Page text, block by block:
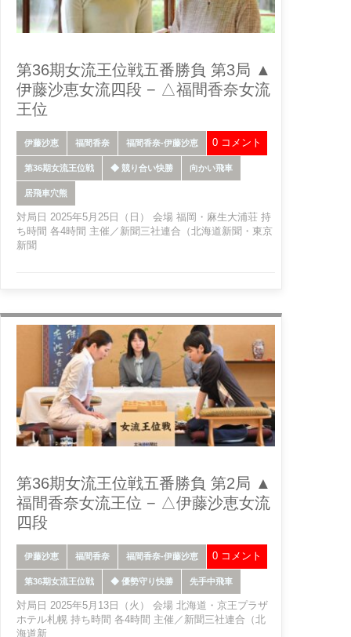
第36期女流王位戦五番勝負 第3局 ▲
伊藤沙恵女流四段 − △福間香奈女流
王位
伊藤沙恵 福間香奈 福間香奈-伊藤沙恵
第36期女流王位戦 ◆ 競り合い快勝 向かい飛車
居飛車穴熊
0 コメント
対局日 2025年5月25日（日） 会場 福岡・麻生大浦荘 持
ち時間 各4時間 主催／新聞三社連合（北海道新聞・東京
新聞
第36期女流王位戦五番勝負 第2局 ▲
福間香奈女流王位 − △伊藤沙恵女流
四段
伊藤沙恵 福間香奈 福間香奈-伊藤沙恵
第36期女流王位戦 ◆ 優勢守り快勝 先手中飛車
0 コメント
対局日 2025年5月13日（火） 会場 北海道・京王プラザ
ホテル札幌 持ち時間 各4時間 主催／新聞三社連合（北
海道新